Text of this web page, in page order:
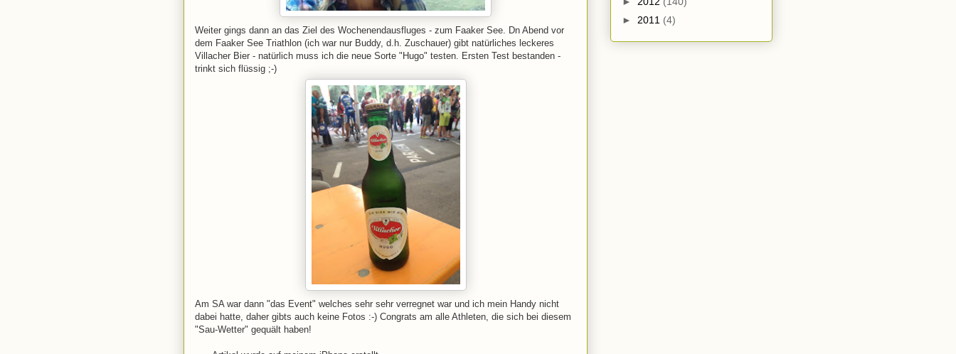
Weiter gings dann an das Ziel des Wochenendausfluges - zum Faaker See. Dn Abend vor
dem Faaker See Triathlon (ich war nur Buddy, d.h. Zuschauer) gibt natürliches leckeres
Villacher Bier - natürlich muss ich die neue Sorte "Hugo" testen. Ersten Test bestanden -
trinkt sich flüssig ;-)
Am SA war dann "das Event" welches sehr sehr verregnet war und ich mein Handy nicht
dabei hatte, daher gibts auch keine Fotos :-) Congrats am alle Athleten, die sich bei diesem
"Sau-Wetter" gequält haben!
► 2011 (4)